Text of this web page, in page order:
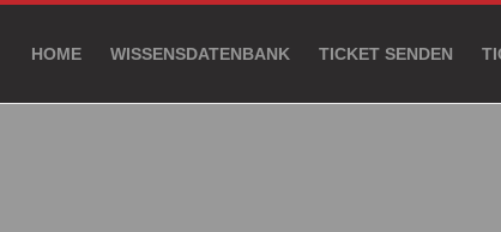
HOME WISSENSDATENBANK TICKET SENDEN